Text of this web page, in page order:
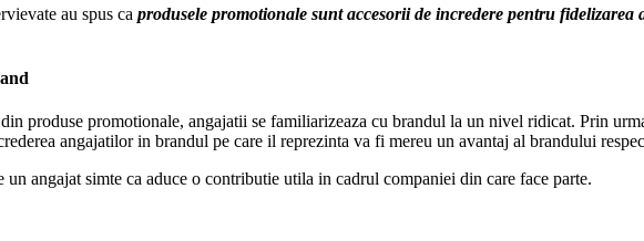
au spus ca produsele promotionale sunt accesorii de incredere pentru fidelizarea
produse promotionale, angajatii se familiarizeaza cu brandul la un nivel ridicat. Prin
angajatilor in brandul pe care il reprezinta va fi mereu un avantaj al brandului
angajat simte ca aduce o contributie utila in cadrul companiei din care face parte.